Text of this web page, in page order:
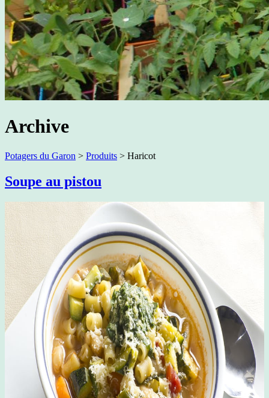
Archive
Potagers du Garon > Produits > Haricot
Soupe au pistou